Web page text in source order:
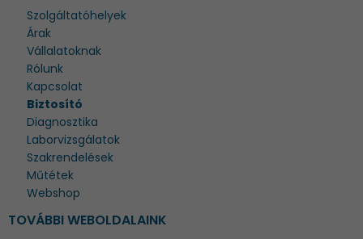
Szolgáltatóhelyek
Árak
Vállalatoknak
Rólunk
Kapcsolat
Biztosító
Diagnosztika
Laborvizsgálatok
Szakrendelések
Műtétek
Webshop
TOVÁBBI WEBOLDALAINK